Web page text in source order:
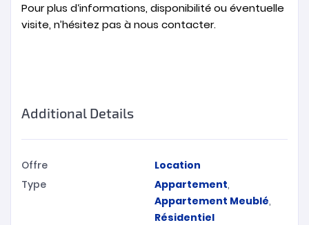
Pour plus d‘informations, disponibilité ou éventuelle
visite, n’hésitez pas à nous contacter.
Additional Details
Offre
Location
Type
Appartement,
Appartement Meublé,
Résidentiel